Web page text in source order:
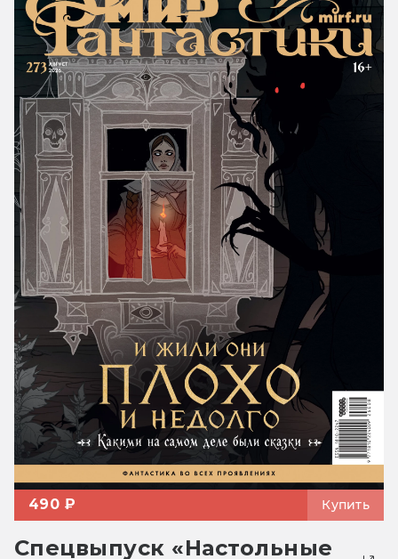
490 ₽ Купить
Спецвыпуск «Настольные